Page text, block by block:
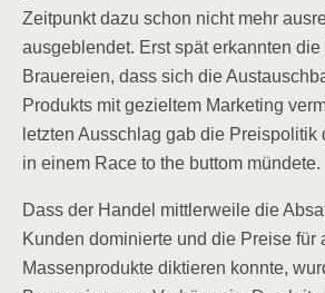
Zeitpunkt dazu schon nicht mehr
ausgeblendet. Erst spät erkannten
Brauereien, dass sich die
Produkts mit gezieltem Marketing
letzten Ausschlag gab die Preispolitik
in einem Race to the buttom mündete.
Dass der Handel mittlerweile die
Kunden dominierte und die Preise für
Massenprodukte diktieren konnte,